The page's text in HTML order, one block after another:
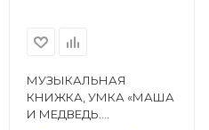
МУЗЫКАЛЬНАЯ
КНИЖКА, УМКА «МАША
И МЕДВЕДЬ.